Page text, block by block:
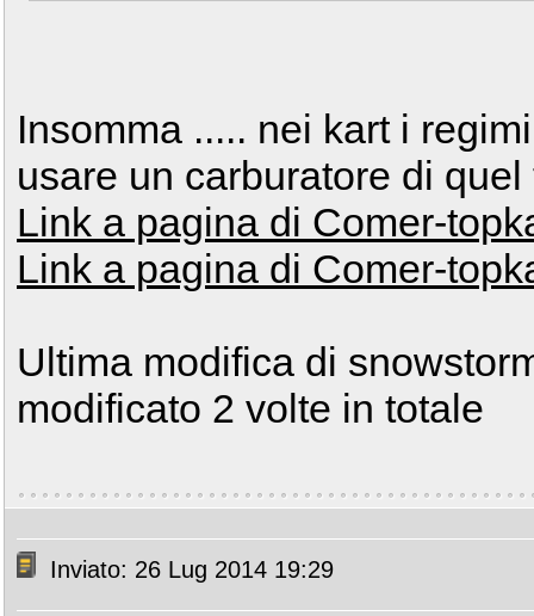
Insomma ..... nei kart i
usare un carburatore di quel
Link a pagina di Comer-
Link a pagina di Comer-
Ultima modifica di
modificato 2 volte in totale
Inviato: 26 Lug 2014 19:29